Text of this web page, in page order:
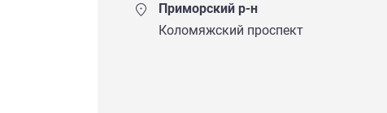
Приморский р-н
Коломяжский проспект